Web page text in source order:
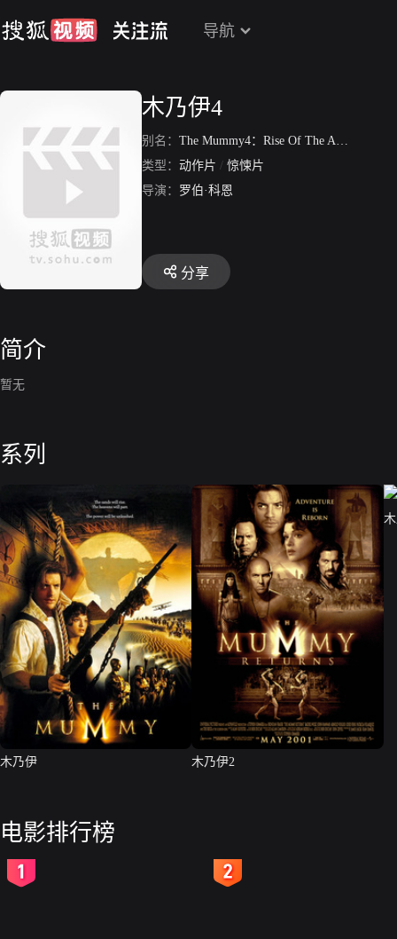
导航
木乃伊4
别名： The Mummy4：Rise Of The Aztec
类型： 动作片 / 惊悚片
导演： 罗伯·科恩
分享
简介
暂无
系列
木乃伊 木乃伊2
电影排行榜